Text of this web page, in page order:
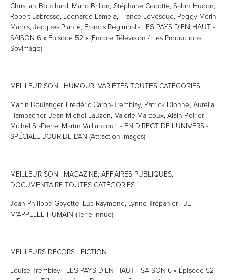
Christian Bouchard, Mario Brillon, Stéphane Cadotte, Sabin Hudon,
Robert Labrosse, Leonardo Lamela, France Lévesque, Peggy Morin
Marois, Jacques Plante, Francis Regimbal - LES PAYS D'EN HAUT -
SAISON 6 « Épisode 52 » (Encore Télévision / Les Productions
Sovimage)
MEILLEUR SON : HUMOUR, VARIÉTÉS TOUTES CATÉGORIES
Martin Boulanger, Frédéric Caron-Tremblay, Patrick Dionne, Aurélia
Hambacher, Jean-Michel Lauzon, Valérie Marcoux, Alain Poirier,
Michel St-Pierre, Martin Vaillancourt - EN DIRECT DE L'UNIVERS -
SPÉCIALE JOUR DE L'AN (Attraction Images)
MEILLEUR SON : MAGAZINE, AFFAIRES PUBLIQUES,
DOCUMENTAIRE TOUTES CATÉGORIES
Jean-Philippe Goyette, Luc Raymond, Lynne Trépanier - JE
M'APPELLE HUMAIN (Terre Innue)
MEILLEURS DÉCORS : FICTION
Louise Tremblay - LES PAYS D'EN HAUT - SAISON 6 « Épisode 52